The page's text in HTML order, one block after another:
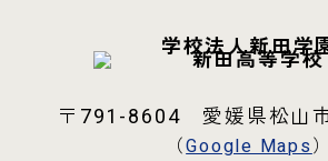
学校法人新田学
〒791-8604 愛媛県松山
（Google Maps）